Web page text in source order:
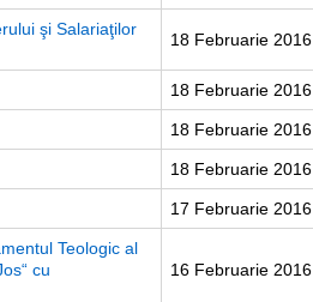
şi Salariaţilor
18 Februarie 2016
18 Februarie 2016
18 Februarie 2016
18 Februarie 2016
17 Februarie 2016
Teologic al
cu
16 Februarie 2016